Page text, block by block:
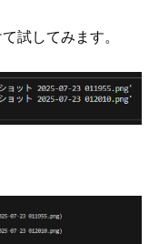
試してみます。